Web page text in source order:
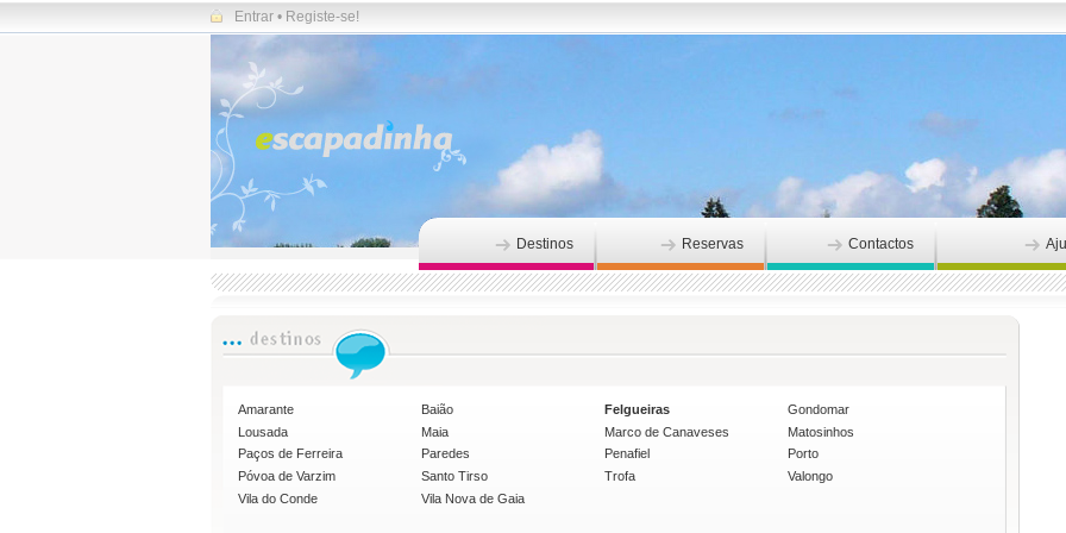
Entrar • Registe-se!
Destinos Reservas Contactos
Amarante Baião Felgueiras
Gondomar
Lousada
Maia Marco de Canaveses
Matosinhos
Paços de Ferreira
Paredes Penafiel
Porto
Póvoa de Varzim
Santo Tirso Trofa
Valongo
Vila do Conde
Vila Nova de Gaia